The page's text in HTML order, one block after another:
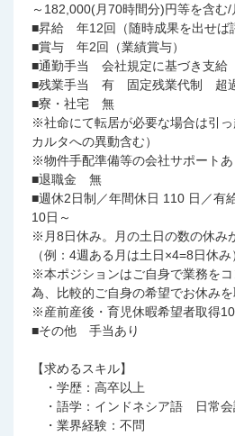
～182,000(月70時間分)円等を含む
■昇給 年12回（随時成果を出せば
■賞与 年2回（業績賞与）
■通勤手当 会社規定に基づき支
■残業手当 有 固定残業代制 超
■寮・社宅 無
※社命にて転居が必要な場合は引
カルタへの異動含む）
※物件手配準備等の会社サポートあ
■退職金 無
■週休2日制／年間休日 110 日／
10日～
※月8日休み。月の土日の数の休み
（例：4週ある月は土日×4=8日休み
※本ポジションはご自身で業務を
為、比較的ご自身の希望でお休みを
※産前産後・育児休暇希望者取得
■その他 手当あり
【求めるスキル】
・学歴：高卒以上
・語学：インドネシア語 日常会
・業界経験：不問